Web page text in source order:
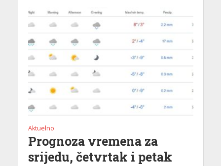
Aktuelno
Prognoza vremena za
srijedu, četvrtak i petak